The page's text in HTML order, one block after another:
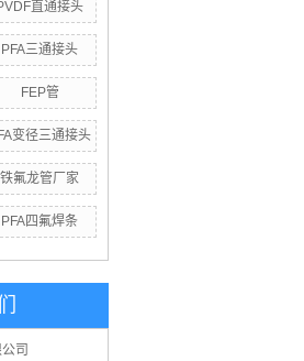
直通接头
PFA三通接头
FEP管
变径三通接头
铁氟龙管厂家
PFA四氟焊条
司